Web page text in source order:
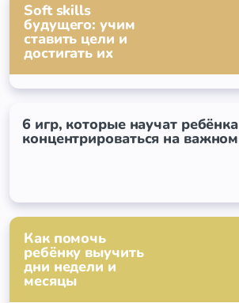
Soft skills
будущего: учим
ставить цели и
достигать их
6 игр, которые научат ребёнка
концентрироваться на важном
Как помочь
ребёнку выучить
дни недели и
месяцы